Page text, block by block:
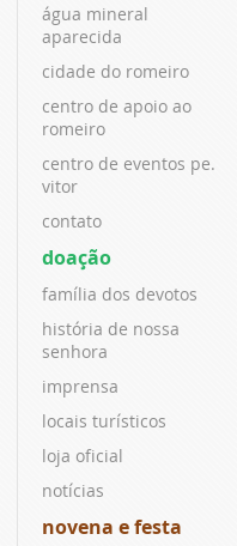
água mineral
aparecida
cidade do romeiro
centro de apoio ao
romeiro
centro de eventos pe.
vitor
contato
doação
família dos devotos
história de nossa
senhora
imprensa
locais turísticos
loja oficial
notícias
novena e festa